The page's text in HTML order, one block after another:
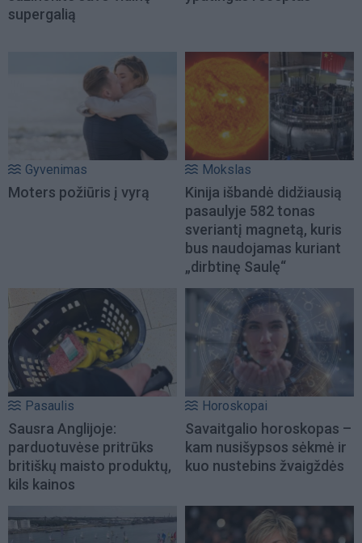
supergalią
Gyvenimas
Moters požiūris į vyrą
Mokslas
Kinija išbandė didžiausią
pasaulyje 582 tonas
sveriantį magnetą, kuris
bus naudojamas kuriant
„dirbtinę Saulę“
Pasaulis
Sausra Anglijoje:
parduotuvėse pritrūks
britiškų maisto produktų,
kils kainos
Horoskopai
Savaitgalio horoskopas –
kam nusišypsos sėkmė ir
kuo nustebins žvaigždės